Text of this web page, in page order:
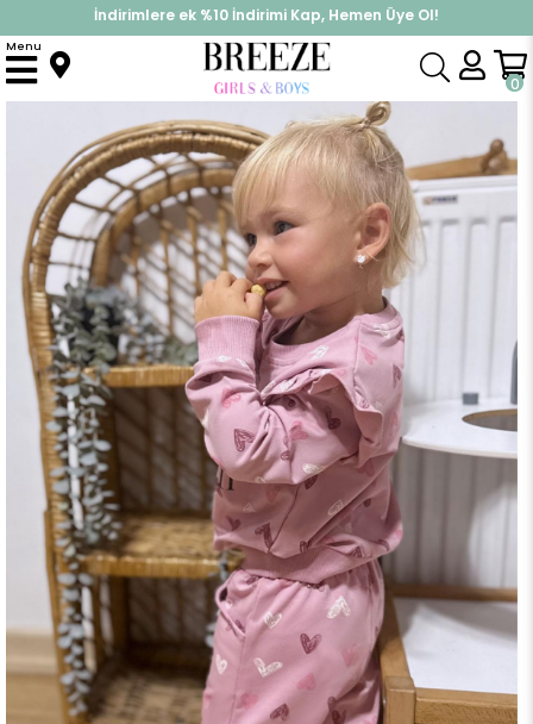
%30 Sepette Yaz İndirimi, Hemen Al!
İndirimlere ek %10 İndirimi Kap, Hemen Üye Ol!
0
Menu
Anasayfa Takımlar Eşofman Takımı Kız Çocuk Eşofman Takım Kalp Desenli Yazı Baskılı Gülkurusu (2 Yaş)